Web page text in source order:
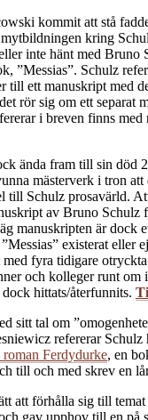
kommit att stå
kring
inte hänt med Bruno
”Messias”. Schulz
till ett manuskript med
rör sig om ett separat
i breven finns med
ända fram till sin död
mästerverk i tron
till Schulz prosavärld.
av Bruno Schulz
manuskripten är dock
existerat eller
fyra tidigare
och kolleger runt om
hittats/återfunnits.
sitt tal om
refererar Schulz
Ferdydurke, en
till och med skrev en
att förhålla sig till
gav upphov till en på